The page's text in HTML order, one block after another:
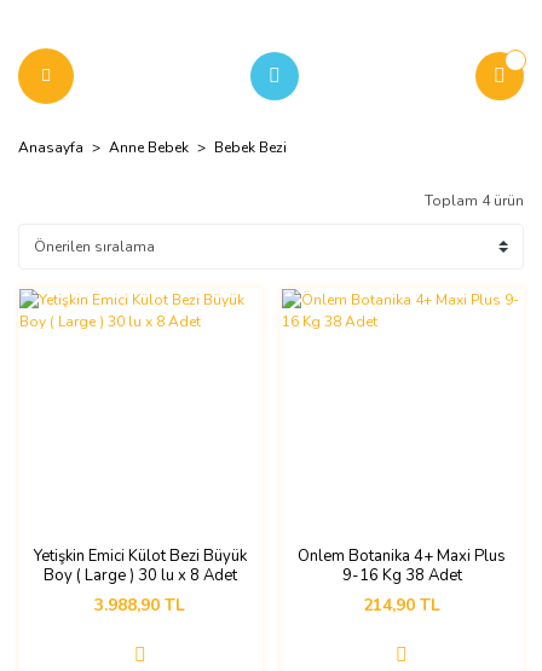
Anasayfa Anne Bebek Bebek Bezi
Toplam 4 ürün
Yetişkin Emici Külot Bezi Büyük
Boy ( Large ) 30 lu x 8 Adet
3.988,90 TL
Önlem Botanika 4+ Maxi Plus
9-16 Kg 38 Adet
214,90 TL